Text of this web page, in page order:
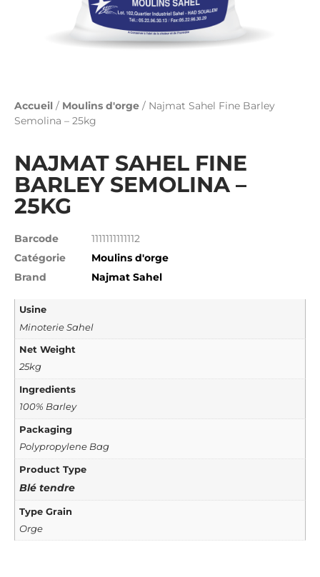
Accueil / Moulins d'orge / Najmat Sahel Fine Barley
Semolina – 25kg
NAJMAT SAHEL FINE
BARLEY SEMOLINA –
25KG
Barcode
1111111111112
Catégorie
Moulins d'orge
Brand
Najmat Sahel
Usine
Minoterie Sahel
Net Weight
25kg
Ingredients
100% Barley
Packaging
Polypropylene Bag
Product Type
Blé tendre
Type Grain
Orge